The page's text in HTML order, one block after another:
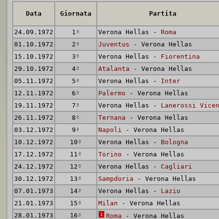
Data Giornata Partita
24.09.1972
1 ª Verona Hellas - Roma
01.10.1972
2 ª Juventus - Verona Hellas
15.10.1972
3 ª Verona Hellas - Fiorentina
29.10.1972
4ª Atalanta - Verona Hellas
05.11.1972
5 ª Verona Hellas - Inter
12.11.1972
6 ª Palermo - Verona Hellas
19.11.1972
7 ª Verona Hellas - Lanerossi
26.11.1972
8 ª Ternana - Verona Hellas
03.12.1972
9 ª Napoli - Verona Hellas
10.12.1972
10 ª Verona Hellas - Bologna
17.12.1972
11 ª Torino - Verona Hellas
24.12.1972
12 ª Verona Hellas - Cagliari
30.12.1972
13 ª Sampdoria - Verona Hellas
07.01.1973
14ª Verona Hellas - Lazio
21.01.1973
15 ª Milan - Verona Hellas
28.01.1973
16 ª 1 Roma - Verona Hellas